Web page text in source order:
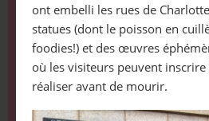
ont embelli les rues de
statues (dont le poisson en
foodies!) et des œuvres
où les visiteurs peuvent
réaliser avant de mourir.